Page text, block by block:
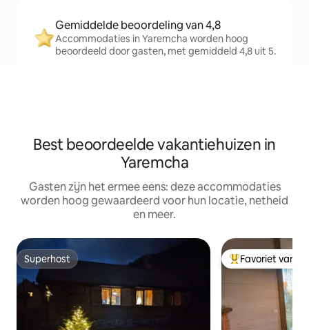
Gemiddelde beoordeling van 4,8
Accommodaties in Yaremcha worden hoog
beoordeeld door gasten, met gemiddeld 4,8 uit 5.
Best beoordeelde vakantiehuizen in
Yaremcha
Gasten zijn het ermee eens: deze accommodaties
worden hoog gewaardeerd voor hun locatie, netheid
en meer.
Superhost
Superhost Topfavoriet van
Favoriet van